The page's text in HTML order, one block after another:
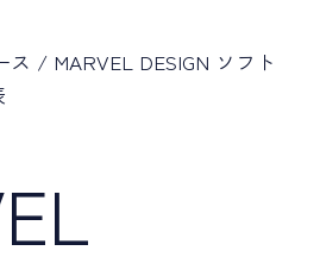
ス / MARVEL DESIGN ソフト